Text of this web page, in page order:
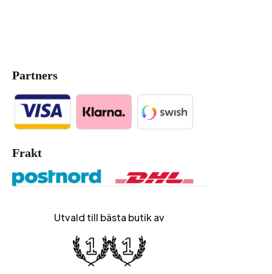
Partners
Frakt
Utvald till bästa butik av